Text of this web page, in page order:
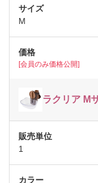
M
[会員のみ価格公開]
ラクリア M
1